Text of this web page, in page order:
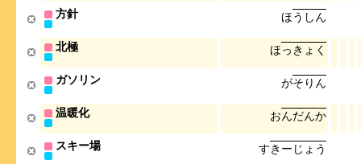
方針 ほう し ん
北極 ほっ き ょ く
ガソリン がそ り ん
温暖化 おんだんか
スキー場 すき ー じ ょ う